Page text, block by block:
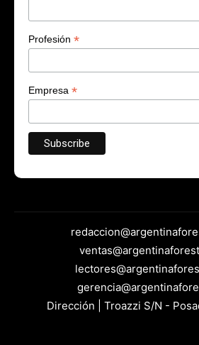
Profesión *
Empresa *
Dirección | Troazzi S/N -